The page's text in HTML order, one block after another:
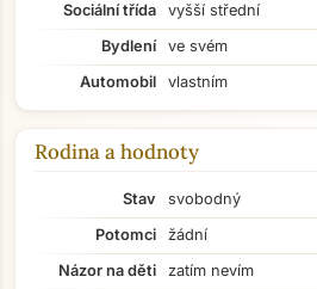
Sociální třída
vyšší střední
Bydlení
ve svém
Automobil
vlastním
Rodina a hodnoty
Stav
svobodný
Potomci
žádní
Názor na děti
zatím nevím